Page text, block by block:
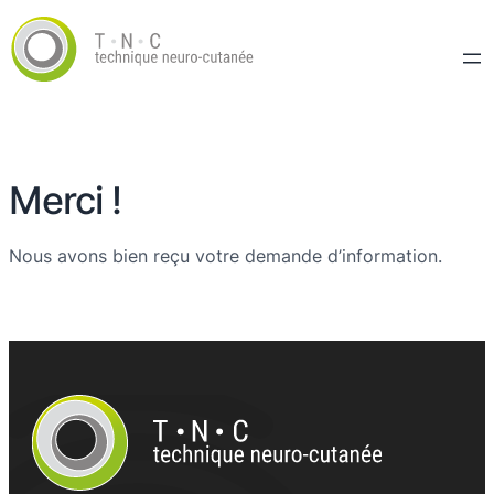
Merci !
Nous avons bien reçu votre demande d’information.